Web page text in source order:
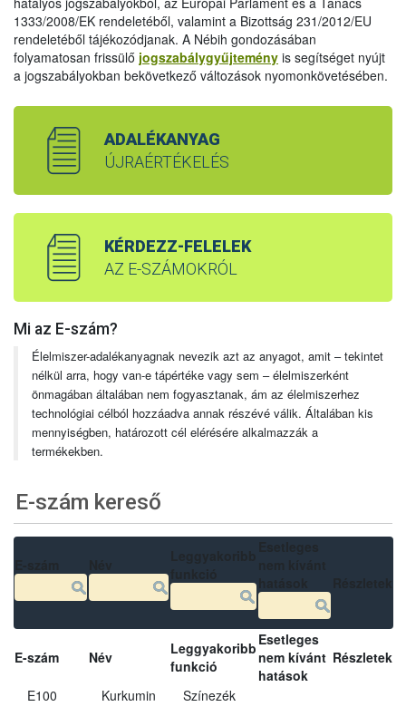
1333/2008/EK rendeletéből, valamint a Bizottság 231/2012/EU
rendeletéből tájékozódjanak. A Nébih gondozásában
folyamatosan frissülő jogszabálygyűjtemény is segítséget nyújt
a jogszabályokban bekövetkező változások nyomonkövetésében.
ADALÉKANYAG
ÚJRAÉRTÉKELÉS
KÉRDEZZ-FELELEK
AZ E-SZÁMOKRÓL
Mi az E-szám?
Élelmiszer-adalékanyagnak nevezik azt az anyagot, amit – tekintet
nélkül arra, hogy van-e tápértéke vagy sem – élelmiszerként
önmagában általában nem fogyasztanak, ám az élelmiszerhez
technológiai célból hozzáadva annak részévé válik. Általában kis
mennyiségben, határozott cél elérésére alkalmazzák a
termékekben.
E-szám kereső
E-szám Név
Leggyakoribb
funkció
Esetleges
nem kívánt
hatások
Részletek
E100 Kurkumin Színezék